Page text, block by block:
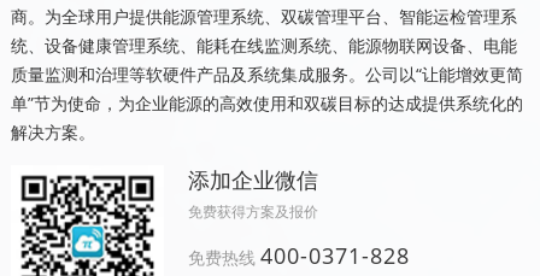
商。为全球用户提供能源管理系统、双碳管理平台、智能运检管理系
统、设备健康管理系统、能耗在线监测系统、能源物联网设备、电能
质量监测和治理等软硬件产品及系统集成服务。公司以“让能增效更简
单”节为使命，为企业能源的高效使用和双碳目标的达成提供系统化的
解决方案。
添加企业微信
免费获得方案及报价
免费热线 400-0371-828